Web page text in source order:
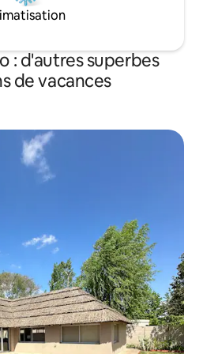
: d'autres superbes
de vacances